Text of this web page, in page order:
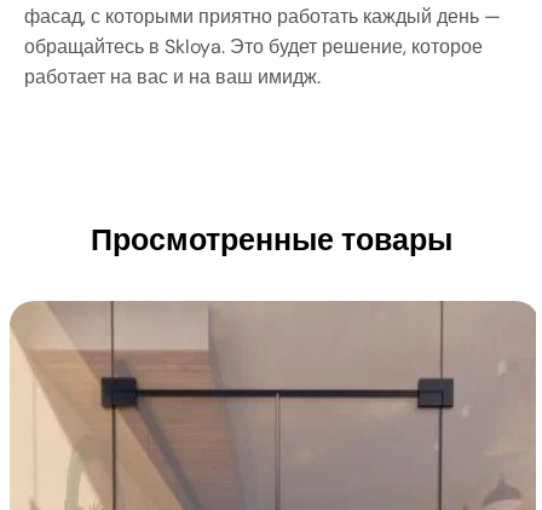
фасад, с которыми приятно работать каждый день —
обращайтесь в Skloya. Это будет решение, которое
работает на вас и на ваш имидж.
Просмотренные товары